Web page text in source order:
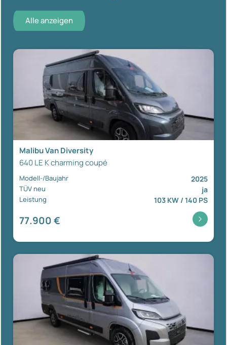
Alle anzeigen
Malibu Van Diversity
640 LE K charming coupé
Modell-/Baujahr 2025
TÜV neu ja
Leistung 103 KW / 140 PS
77.900 €